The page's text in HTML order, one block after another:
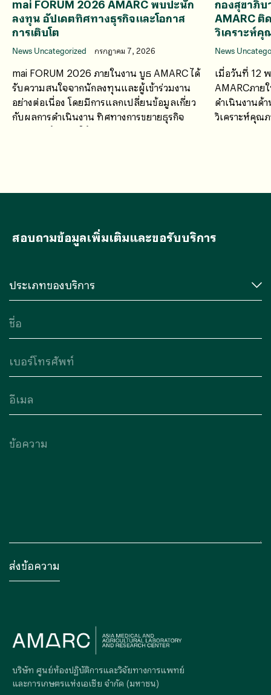
mai FORUM 2026 AMARC พบปะนัก
ลงทุน อัปเดตทิศทางธุรกิจและโอกาส
การเติบโต
News Uncategorized กรกฎาคม 7, 2026
mai FORUM 2026 ภายในงาน บูธ AMARC ได้
รับความสนใจจากนักลงทุนและผู้เข้าร่วมงาน
อย่างต่อเนื่อง โดยมีการแลกเปลี่ยนข้อมูลเกี่ยว
กับผลการดำเนินงาน ทิศทางการขยายธุรกิจ
ศักยภาพด้านการให้บริการ
กองสุขาภิ
AMARC ติ
วิเคราะห์
News
เมื่อวันที่ 12
AMARCภาย
ดำเนินงานด้
วิเคราะห์คุณ
สอบถามข้อมูลเพิ่มเติมและขอรับบริการ
บริษัท ศูนย์ห้องปฏิบัติการและวิจัยทางการแพทย์
และการเกษตรแห่งเอเซีย จำกัด (มหาชน)